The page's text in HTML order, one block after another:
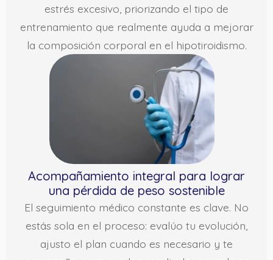
estrés excesivo, priorizando el tipo de
entrenamiento que realmente ayuda a mejorar
la composición corporal en el hipotiroidismo.
Acompañamiento integral para lograr
una pérdida de peso sostenible
El seguimiento médico constante es clave. No
estás sola en el proceso: evalúo tu evolución,
ajusto el plan cuando es necesario y te